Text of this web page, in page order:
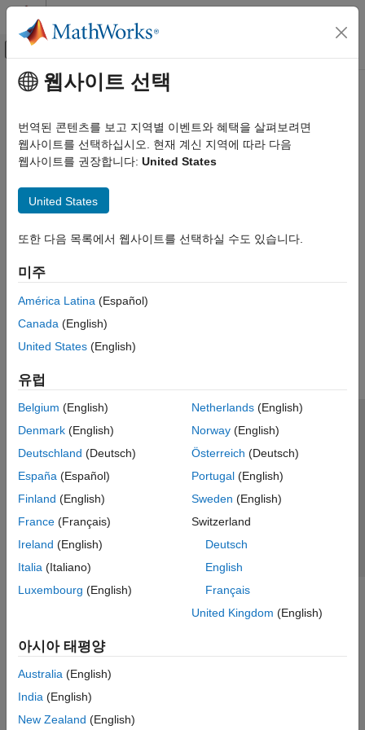
콘텐츠로 바로 가기
오프캔버스 탐색 메뉴 토글
문서 홈
카테고리
AUTOSAR Blockset
C2000 Microcontroller Blockset
DDS Blockset
DO Qualification Kit
Embedded Coder 시작하기
Embedded Coder 기초
아키텍처 및 컴포넌트 설계
코드 생성
코드 효율성
코드 및 툴 사용자 지정
MATLAB 코드에서 코드 생성
Fixed-Point Designer
GPU Coder
HDL Coder
HDL Verifier
Simulink Code Inspector
Simulink Coder
Simulink PLC Coder
STM32 Microcontroller Blockset
주요 콘텐츠
이 페이지가 얼마나 도움이 되었습니까?
웹사이트 선택
번역된 콘텐츠를 보고 지역별 이벤트와 혜택을 살펴보려면
웹사이트를 선택하십시오. 현재 계신 지역에 따라 다음
웹사이트를 권장합니다: United States
United States
또한 다음 목록에서 웹사이트를 선택하실 수도 있습니다.
미주
América Latina (Español)
Canada (English)
United States (English)
유럽
Belgium (English)
Denmark (English)
Deutschland (Deutsch)
España (Español)
Finland (English)
France (Français)
Ireland (English)
Italia (Italiano)
Luxembourg (English)
Netherlands(English)
Norway(English)
Österreich (Deutsch)
Portugal(English)
Sweden (English)
Switzerland
Deutsch
English
Français
United Kingdom (English)
아시아 태평양
Australia (English)
India (English)
New Zealand (English)
신뢰 센터 등록 상표 개인정보 취급방침
불법 복제 방지
애플리케이션 상태
© 1994-2026 The MathWorks, Inc.